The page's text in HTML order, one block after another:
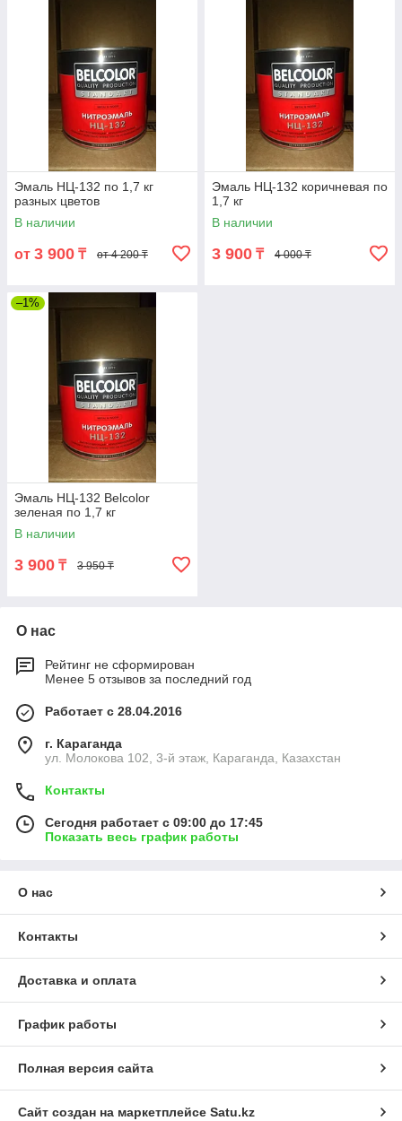
Эмаль НЦ-132 по 1,7 кг
разных цветов
В наличии
от 3 900 ₸ от 4 200 ₸
Эмаль НЦ-132 коричневая по
1,7 кг
В наличии
3 900 ₸ 4 000 ₸
–1%
Эмаль НЦ-132 Belcolor
зеленая по 1,7 кг
В наличии
3 900 ₸ 3 950 ₸
О нас
Рейтинг не сформирован
Менее 5 отзывов за последний год
Работает с 28.04.2016
г. Караганда
ул. Молокова 102, 3-й этаж, Караганда, Казахстан
Контакты
Сегодня работает с 09:00 до 17:45
Показать весь график работы
О нас
Контакты
Доставка и оплата
График работы
Полная версия сайта
Сайт создан на маркетплейсе Satu.kz